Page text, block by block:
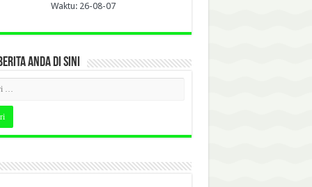
Waktu: 26-08-07
ANDA DI SINI